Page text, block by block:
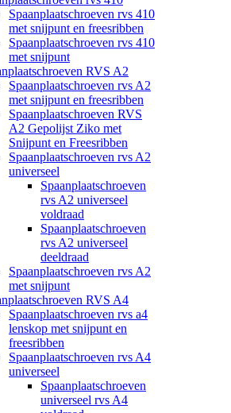
Spaanplaatschroeven rvs 410
met snijpunt en freesribben
Spaanplaatschroeven rvs 410
met snijpunt
RVS A2
Spaanplaatschroeven rvs A2
met snijpunt en freesribben
Spaanplaatschroeven RVS
A2 Gepolijst Ziko met
Snijpunt en Freesribben
Spaanplaatschroeven rvs A2
universeel
Spaanplaatschroeven
rvs A2 universeel
voldraad
Spaanplaatschroeven
rvs A2 universeel
deeldraad
Spaanplaatschroeven rvs A2
met snijpunt
RVS A4
Spaanplaatschroeven rvs a4
lenskop met snijpunt en
freesribben
Spaanplaatschroeven rvs A4
universeel
Spaanplaatschroeven
universeel rvs A4